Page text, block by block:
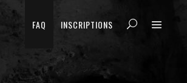
FAQ INSCRIPTIONS